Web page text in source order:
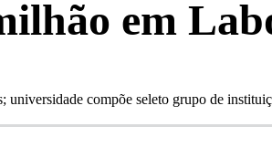
em
compõe seleto grupo de